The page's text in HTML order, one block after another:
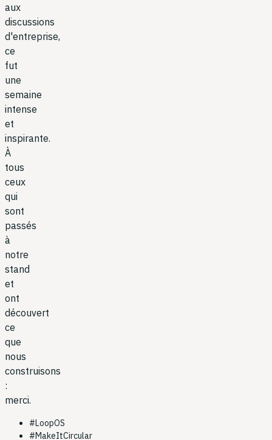
aux
discussions
d'entreprise,
ce
fut
une
semaine
intense
et
inspirante.
À
tous
ceux
qui
sont
passés
à
notre
stand
et
ont
découvert
ce
que
nous
construisons
:
merci.
#LoopOS
#MakeItCircular